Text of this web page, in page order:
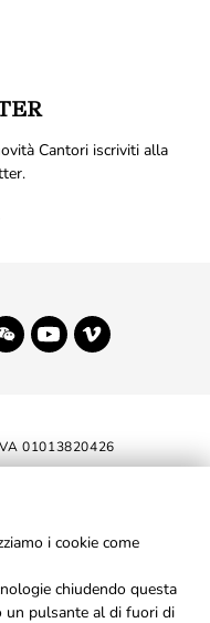
Cantori iscriviti alla
01013820426
i cookie come
chiudendo questa
un pulsante al di fuori di